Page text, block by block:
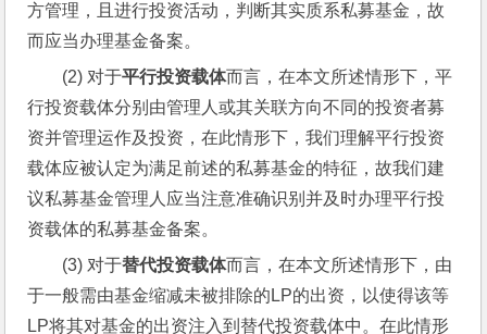
方管理，且进行投资活动，判断其实质系私募基金，故
而应当办理基金备案。
(2) 对于平行投资载体而言，在本文所述情形下，平
行投资载体分别由管理人或其关联方向不同的投资者募
资并管理运作及投资，在此情形下，我们理解平行投资
载体应被认定为满足前述的私募基金的特征，故我们建
议私募基金管理人应当注意准确识别并及时办理平行投
资载体的私募基金备案。
(3) 对于替代投资载体而言，在本文所述情形下，由
于一般需由基金缩减未被排除的LP的出资，以使得该等
LP将其对基金的出资注入到替代投资载体中。在此情形